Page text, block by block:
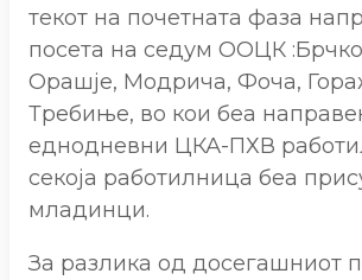
текот на почетната фаза
посета на седум ООЦК
Орашје, Модрича, Фоча,
Требиње, во кои беа
еднодневни ЦКА-ПХВ
секоја работилница беа
младинци.
За разлика од досегашниот